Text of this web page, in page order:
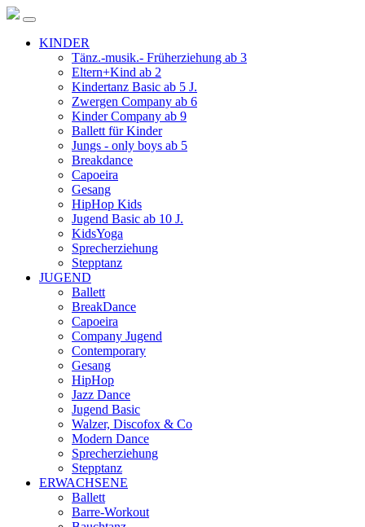
KINDER
Tänz.-musik.- Früherziehung ab 3
Eltern+Kind ab 2
Kindertanz Basic ab 5 J.
Zwergen Company ab 6
Kinder Company ab 9
Ballett für Kinder
Jungs - only boys ab 5
Breakdance
Capoeira
Gesang
HipHop Kids
Jugend Basic ab 10 J.
KidsYoga
Sprecherziehung
Stepptanz
JUGEND
Ballett
BreakDance
Capoeira
Company Jugend
Contemporary
Gesang
HipHop
Jazz Dance
Jugend Basic
Walzer, Discofox & Co
Modern Dance
Sprecherziehung
Stepptanz
ERWACHSENE
Ballett
Barre-Workout